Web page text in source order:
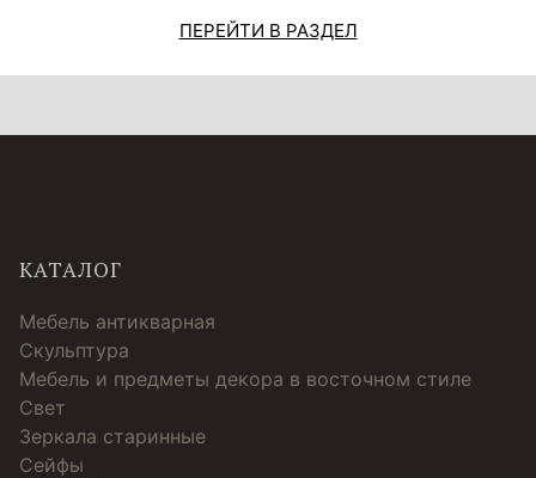
ПЕРЕЙТИ В РАЗДЕЛ
КАТАЛОГ
Мебель антикварная
Скульптура
Мебель и предметы декора в восточном стиле
Свет
Зеркала старинные
Cейфы